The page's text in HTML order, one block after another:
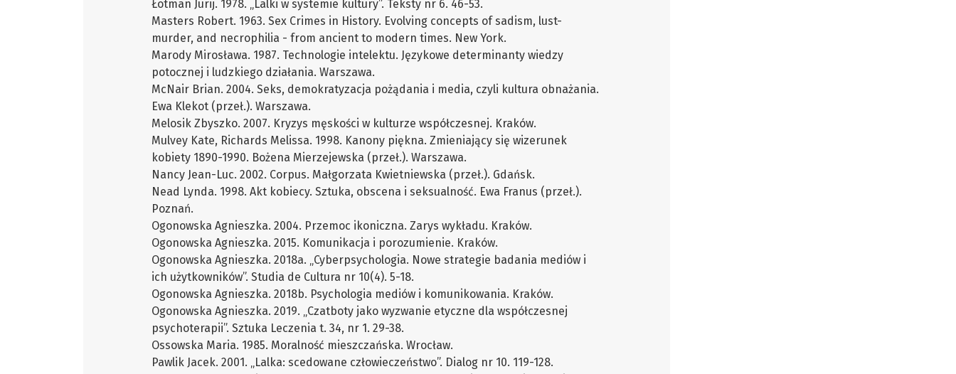
Łotman Jurij. 1978. „Lalki w systemie kultury”. Teksty nr 6. 46-53.
Masters Robert. 1963. Sex Crimes in History. Evolving concepts of sadism, lust-
murder, and necrophilia - from ancient to modern times. New York.
Marody Mirosława. 1987. Technologie intelektu. Językowe determinanty wiedzy
potocznej i ludzkiego działania. Warszawa.
McNair Brian. 2004. Seks, demokratyzacja pożądania i media, czyli kultura obnażania.
Ewa Klekot (przeł.). Warszawa.
Melosik Zbyszko. 2007. Kryzys męskości w kulturze współczesnej. Kraków.
Mulvey Kate, Richards Melissa. 1998. Kanony piękna. Zmieniający się wizerunek
kobiety 1890-1990. Bożena Mierzejewska (przeł.). Warszawa.
Nancy Jean-Luc. 2002. Corpus. Małgorzata Kwietniewska (przeł.). Gdańsk.
Nead Lynda. 1998. Akt kobiecy. Sztuka, obscena i seksualność. Ewa Franus (przeł.).
Poznań.
Ogonowska Agnieszka. 2004. Przemoc ikoniczna. Zarys wykładu. Kraków.
Ogonowska Agnieszka. 2015. Komunikacja i porozumienie. Kraków.
Ogonowska Agnieszka. 2018a. „Cyberpsychologia. Nowe strategie badania mediów i
ich użytkowników”. Studia de Cultura nr 10(4). 5-18.
Ogonowska Agnieszka. 2018b. Psychologia mediów i komunikowania. Kraków.
Ogonowska Agnieszka. 2019. „Czatboty jako wyzwanie etyczne dla współczesnej
psychoterapii”. Sztuka Leczenia t. 34, nr 1. 29-38.
Ossowska Maria. 1985. Moralność mieszczańska. Wrocław.
Pawlik Jacek. 2001. „Lalka: scedowane człowieczeństwo”. Dialog nr 10. 119-128.